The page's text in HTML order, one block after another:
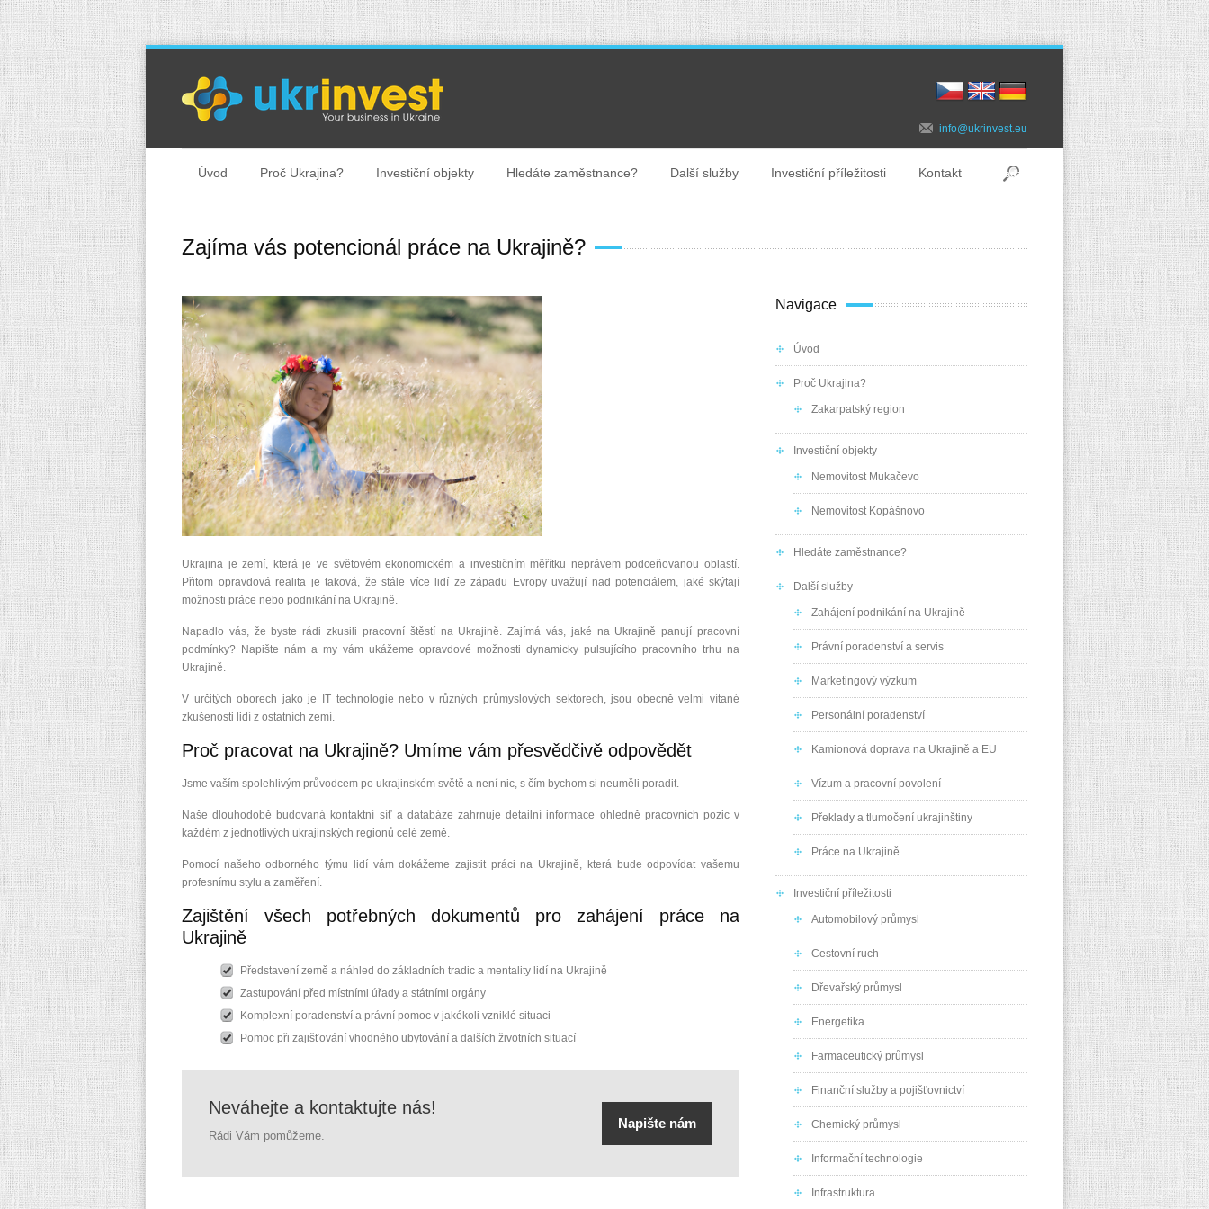
info@ukrinvest.eu
Úvod Proč Ukrajina? Investiční objekty Hledáte zaměstnance? Další služby Investiční příležitosti Kontakt
Zajíma vás potencionál práce na Ukrajině?
Ukrajina je zemí, která je ve světovém ekonomickém a investičním měřítku neprávem podceňovanou oblastí.
Přitom opravdová realita je taková, že stále více lidí ze západu Evropy uvažují nad potenciálem, jaké skýtají
možnosti práce nebo podnikání na Ukrajině.
Napadlo vás, že byste rádi zkusili pracovní štěstí na Ukrajině. Zajímá vás, jaké na Ukrajině panují pracovní
podmínky? Napište nám a my vám ukážeme opravdové možnosti dynamicky pulsujícího pracovního trhu na
Ukrajině.
V určitých oborech jako je IT technologie nebo v různých průmyslových sektorech, jsou obecně velmi vítané
zkušenosti lidí z ostatních zemí.
Proč pracovat na Ukrajině? Umíme vám přesvědčivě odpovědět
Jsme vaším spolehlivým průvodcem po ukrajinském světě a není nic, s čím bychom si neuměli poradit.
Naše dlouhodobě budovaná kontaktní síť a databáze zahrnuje detailní informace ohledně pracovních pozic v
každém z jednotlivých ukrajinských regionů celé země.
Pomocí našeho odborného týmu lidí vám dokážeme zajistit práci na Ukrajině, která bude odpovídat vašemu
profesnímu stylu a zaměření.
Zajištění všech potřebných dokumentů pro zahájení práce na
Ukrajině
Představení země a náhled do základních tradic a mentality lidí na Ukrajině
Zastupování před místními úřady a státními orgány
Komplexní poradenství a právní pomoc v jakékoli vzniklé situaci
Pomoc při zajišťování vhodného ubytování a dalších životních situací
Neváhejte a kontaktujte nás!
Rádi Vám pomůžeme.
Napište nám
Navigace
Úvod
Proč Ukrajina?
Zakarpatský region
Investiční objekty
Nemovitost Mukačevo
Nemovitost Kopášnovo
Hledáte zaměstnance?
Další služby
Zahájení podnikání na Ukrajině
Právní poradenství a servis
Marketingový výzkum
Personální poradenství
Kamionová doprava na Ukrajině a EU
Vízum a pracovní povolení
Překlady a tlumočení ukrajinštiny
Práce na Ukrajině
Investiční příležitosti
Automobilový průmysl
Cestovní ruch
Dřevařský průmysl
Energetika
Farmaceutický průmysl
Finanční služby a pojišťovnictví
Chemický průmysl
Informační technologie
Infrastruktura